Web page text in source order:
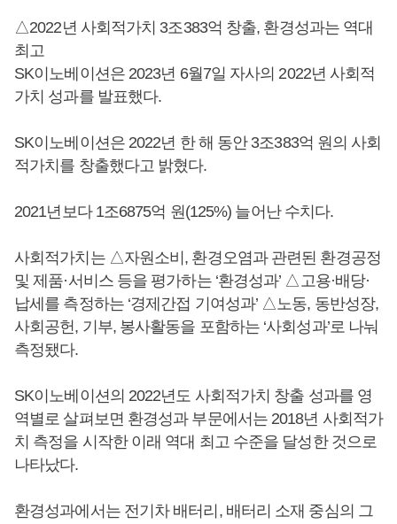
△2022년 사회적가치 3조383억 창출, 환경성과는 역대
최고
SK이노베이션은 2023년 6월7일 자사의 2022년 사회적
가치 성과를 발표했다.
SK이노베이션은 2022년 한 해 동안 3조383억 원의 사회
적가치를 창출했다고 밝혔다.
2021년보다 1조6875억 원(125%) 늘어난 수치다.
사회적가치는 △자원소비, 환경오염과 관련된 환경공정
및 제품·서비스 등을 평가하는 ‘환경성과’ △고용·배당·
납세를 측정하는 ‘경제간접 기여성과’ △노동, 동반성장,
사회공헌, 기부, 봉사활동을 포함하는 ‘사회성과’로 나눠
측정됐다.
SK이노베이션의 2022년도 사회적가치 창출 성과를 영
역별로 살펴보면 환경성과 부문에서는 2018년 사회적가
치 측정을 시작한 이래 역대 최고 수준을 달성한 것으로
나타났다.
환경성과에서는 전기차 배터리, 배터리 소재 중심의 그